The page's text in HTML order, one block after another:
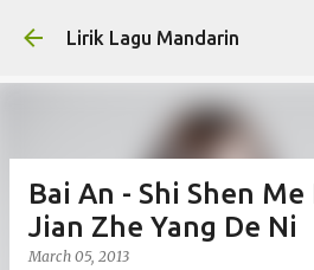
Skip to main
Lirik Lagu Mandarin
Bai An - Shi Shen Me
Jian Zhe Yang De Ni
March 05, 2013